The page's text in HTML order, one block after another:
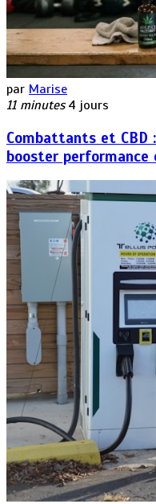
par Marise
11 minutes 4 jours
Combattants et CBD
booster